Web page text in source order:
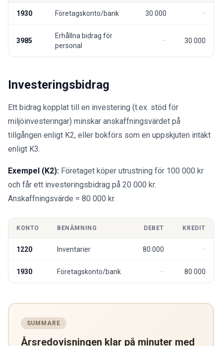
1930 Företagskonto/bank 30 000
3985
Erhållna bidrag för
personal
30 000
Investeringsbidrag
Ett bidrag kopplat till en investering (t.ex. stöd för
miljöinvesteringar) minskar anskaffningsvärdet på
tillgången enligt K2, eller bokförs som en uppskjuten intäkt
enligt K3.
Exempel (K2): Företaget köper utrustning för 100 000 kr
och får ett investeringsbidrag på 20 000 kr.
Anskaffningsvärde = 80 000 kr.
KONTO BENÄMNING DEBET KREDIT
1220 Inventarier 80 000
1930 Företagskonto/bank 80 000
SUMMARE
Årsredovisningen klar på minuter med